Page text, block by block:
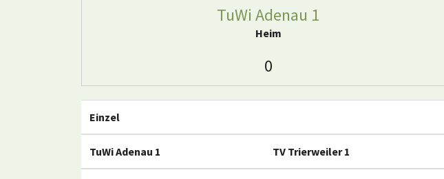
TuWi Adenau 1
Heim
0
Einzel
TuWi Adenau 1 TV Trierweiler 1